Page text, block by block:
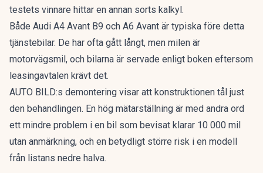
testets vinnare hittar en annan sorts kalkyl.
Både Audi A4 Avant B9 och A6 Avant är typiska före detta
tjänstebilar. De har ofta gått långt, men milen är
motorvägsmil, och bilarna är servade enligt boken eftersom
leasingavtalen krävt det.
AUTO BILD:s demontering visar att konstruktionen tål just
den behandlingen. En hög mätarställning är med andra ord
ett mindre problem i en bil som bevisat klarar 10 000 mil
utan anmärkning, och en betydligt större risk i en modell
från listans nedre halva.